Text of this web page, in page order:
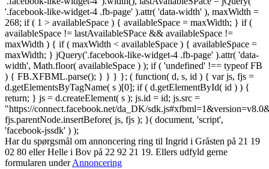
'.facebook-like-widget-4 .fb-page' ).attr( 'data-width' ), maxWidth =
268; if ( 1 > availableSpace ) { availableSpace = maxWidth; } if (
availableSpace != lastAvailableSPace && availableSpace !=
maxWidth ) { if ( maxWidth < availableSpace ) { availableSpace =
maxWidth; } jQuery('.facebook-like-widget-4 .fb-page' ).attr( 'data-
width', Math.floor( availableSpace ) ); if ( 'undefined' !== typeof FB
) { FB.XFBML.parse(); } } } }; ( function( d, s, id ) { var js, fjs =
d.getElementsByTagName( s )[0]; if ( d.getElementById( id ) ) {
return; } js = d.createElement( s ); js.id = id; js.src =
"https://connect.facebook.net/da_DK/
fjs.parentNode.insertBefore( js, fjs ); }( document, 'script',
'facebook-jssdk' ) );
Har du spørgsmål om annoncering ring til Ingrid i Gråsten på 21 19
02 80 ‬eller Helle i Bov på 22 92 21 19‬. Ellers udfyld gerne
formularen underAnnoncering